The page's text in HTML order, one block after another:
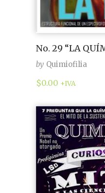
No. 29 “LA
by Quimiofilia
$0.00 +IVA